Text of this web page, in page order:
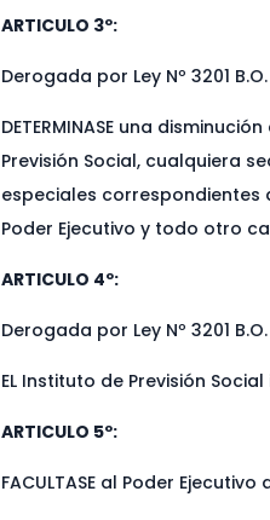
ARTICULO 3º:
Derogada por Ley Nº 3201
DETERMINASE una
Previsión Social, cualquiera
especiales correspondientes
Poder Ejecutivo y todo otro
ARTICULO 4º:
Derogada por Ley Nº 3201
EL Instituto de Previsión
ARTICULO 5º:
FACULTASE al Poder